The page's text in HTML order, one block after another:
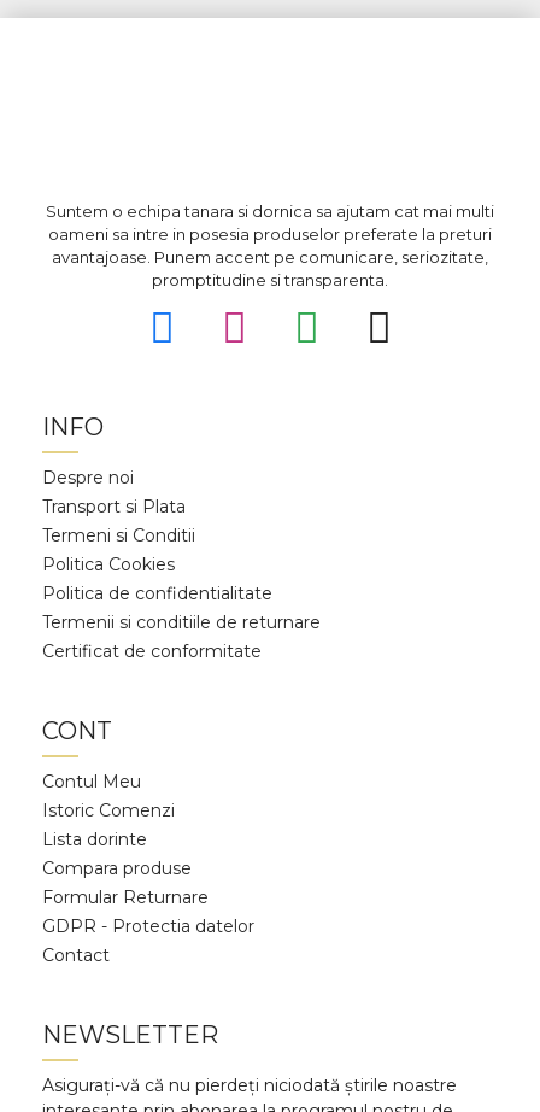
Suntem o echipa tanara si dornica sa ajutam cat mai multi
oameni sa intre in posesia produselor preferate la preturi
avantajoase. Punem accent pe comunicare, seriozitate,
promptitudine si transparenta.
INFO
Despre noi
Transport si Plata
Termeni si Conditii
Politica Cookies
Politica de confidentialitate
Termenii si conditiile de returnare
Certificat de conformitate
CONT
Contul Meu
Istoric Comenzi
Lista dorinte
Compara produse
Formular Returnare
GDPR - Protectia datelor
Contact
NEWSLETTER
Asigurați-vă că nu pierdeți niciodată știrile noastre